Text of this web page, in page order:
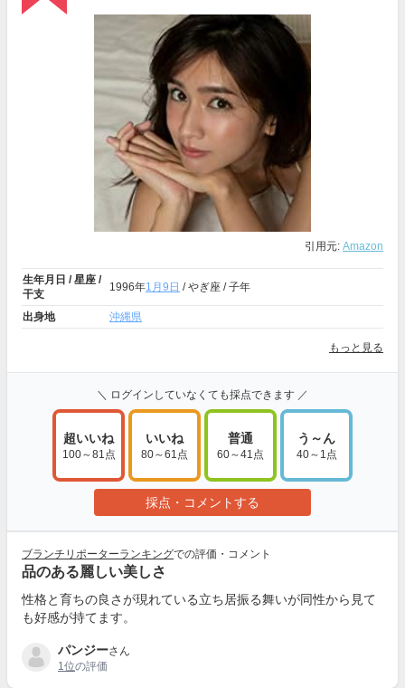
引用元: Amazon
生年月日 / 星座 /
干支
1996年1月9日 / やぎ座 / 子年
出身地 沖縄県
もっと見る
＼ ログインしていなくても採点できます ／
超いいね
100～81点
いいね
80～61点
普通
60～41点
う～ん
40～1点
採点・コメントする
ブランチリポーターランキングでの評価・コメント
品のある麗しい美しさ
性格と育ちの良さが現れている立ち居振る舞いが同性から見て
も好感が持てます。
パンジーさん
1位の評価